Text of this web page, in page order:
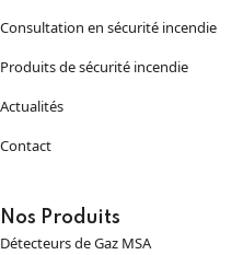
Consultation en sécurité incendie
Produits de sécurité incendie
Actualités
Contact
Nos Produits
Détecteurs de Gaz MSA